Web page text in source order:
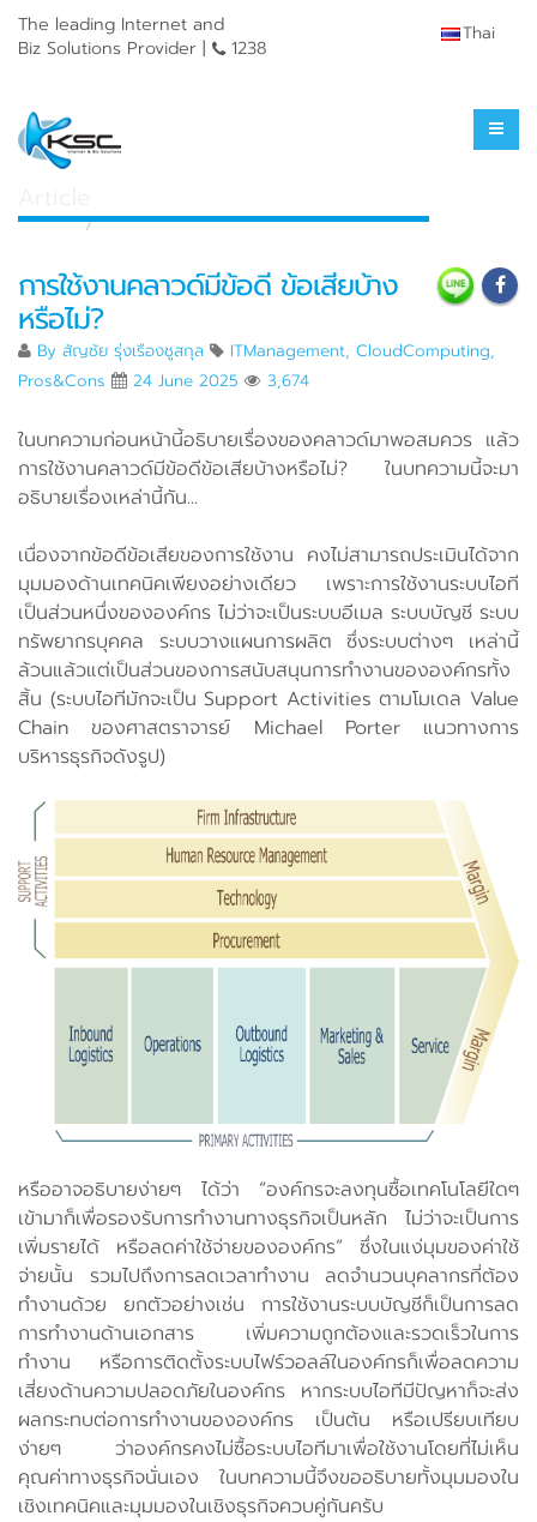
The leading Internet and
Biz Solutions Provider |
1238
Thai
Knowledge Center
Home Knowledge Center
การใช้งานคลาวด์มีข้อดี ข้อเสียบ้าง
หรือไม่?
By สัญชัย รุ่งเรืองชูสกุล ITManagement, CloudComputing,
Pros&Cons
24 June 2025 3,674
ในบทความก่อนหน้านี้อธิบายเรื่องของคลาวด์มาพอสมควร แล้ว
การใช้งานคลาวด์มีข้อดีข้อเสียบ้างหรือไม่? ในบทความนี้จะมา
อธิบายเรื่องเหล่านี้กัน...
เนื่องจากข้อดีข้อเสียของการใช้งาน คงไม่สามารถประเมินได้จาก
มุมมองด้านเทคนิคเพียงอย่างเดียว เพราะการใช้งานระบบไอที
เป็นส่วนหนึ่งขององค์กร ไม่ว่าจะเป็นระบบอีเมล ระบบบัญชี ระบบ
ทรัพยากรบุคคล ระบบวางแผนการผลิต ซึ่งระบบต่างๆ เหล่านี้
ล้วนแล้วแต่เป็นส่วนของการสนับสนุนการทำงานขององค์กรทั้ง
สิ้น (ระบบไอทีมักจะเป็น Support Activities ตามโมเดล Value
Chain ของศาสตราจารย์ Michael Porter แนวทางการ
บริหารธุรกิจดังรูป)
หรืออาจอธิบายง่ายๆ ได้ว่า “องค์กรจะลงทุนซื้อเทคโนโลยีใดๆ
เข้ามาก็เพื่อรองรับการทำงานทางธุรกิจเป็นหลัก ไม่ว่าจะเป็นการ
เพิ่มรายได้ หรือลดค่าใช้จ่ายขององค์กร” ซึ่งในแง่มุมของค่าใช้
จ่ายนั้น รวมไปถึงการลดเวลาทำงาน ลดจำนวนบุคลากรที่ต้อง
ทำงานด้วย ยกตัวอย่างเช่น การใช้งานระบบบัญชีก็เป็นการลด
การทำงานด้านเอกสาร เพิ่มความถูกต้องและรวดเร็วในการ
ทำงาน หรือการติดตั้งระบบไฟร์วอลล์ในองค์กรก็เพื่อลดความ
เสี่ยงด้านความปลอดภัยในองค์กร หากระบบไอทีมีปัญหาก็จะส่ง
ผลกระทบต่อการทำงานขององค์กร เป็นต้น หรือเปรียบเทียบ
ง่ายๆ ว่าองค์กรคงไม่ซื้อระบบไอทีมาเพื่อใช้งานโดยที่ไม่เห็น
คุณค่าทางธุรกิจนั่นเอง ในบทความนี้จึงขออธิบายทั้งมุมมองใน
เชิงเทคนิคและมุมมองในเชิงธุรกิจควบคู่กันครับ